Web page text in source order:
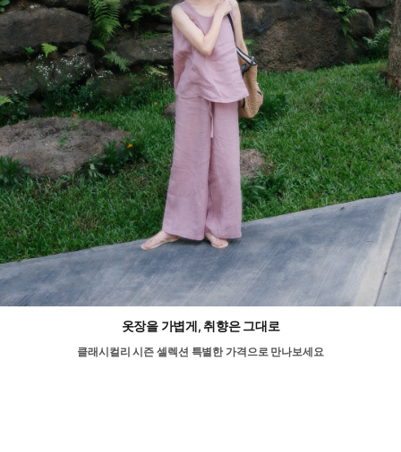
옷장을 가볍게, 취향은 그대로
클래시컬리 시즌 셀렉션 특별한 가격으로 만나보세요